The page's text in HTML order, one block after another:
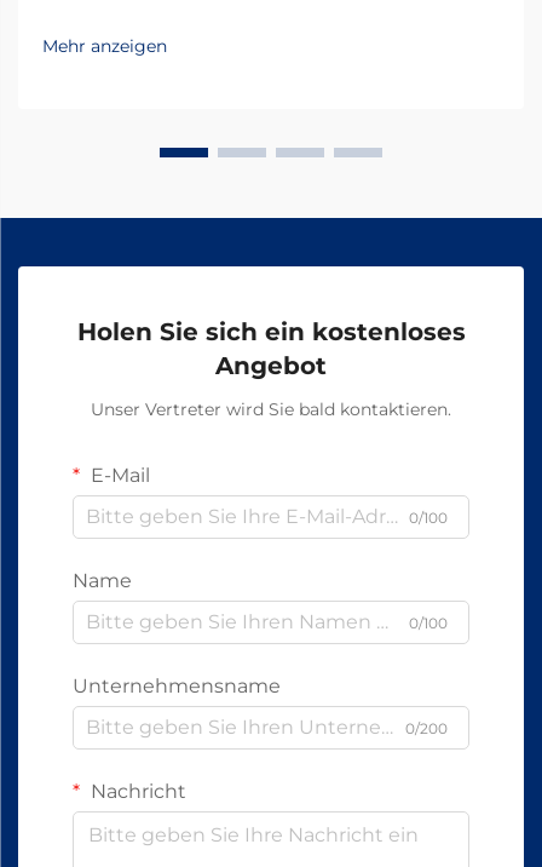
Mehr anzeigen
Holen Sie sich ein kostenloses
Angebot
Unser Vertreter wird Sie bald kontaktieren.
E-Mail
0/100
Name
0/100
Unternehmensname
0/200
Nachricht